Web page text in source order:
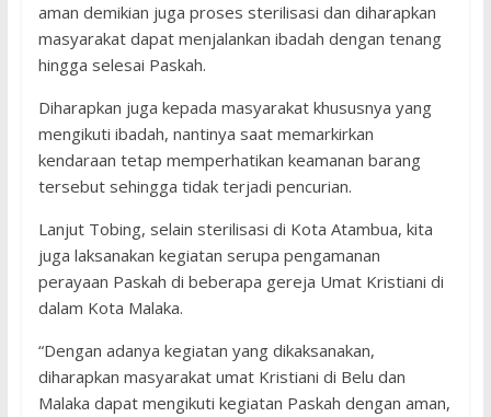
aman demikian juga proses sterilisasi dan diharapkan
masyarakat dapat menjalankan ibadah dengan tenang
hingga selesai Paskah.
Diharapkan juga kepada masyarakat khususnya yang
mengikuti ibadah, nantinya saat memarkirkan
kendaraan tetap memperhatikan keamanan barang
tersebut sehingga tidak terjadi pencurian.
Lanjut Tobing, selain sterilisasi di Kota Atambua, kita
juga laksanakan kegiatan serupa pengamanan
perayaan Paskah di beberapa gereja Umat Kristiani di
dalam Kota Malaka.
“Dengan adanya kegiatan yang dikaksanakan,
diharapkan masyarakat umat Kristiani di Belu dan
Malaka dapat mengikuti kegiatan Paskah dengan aman,